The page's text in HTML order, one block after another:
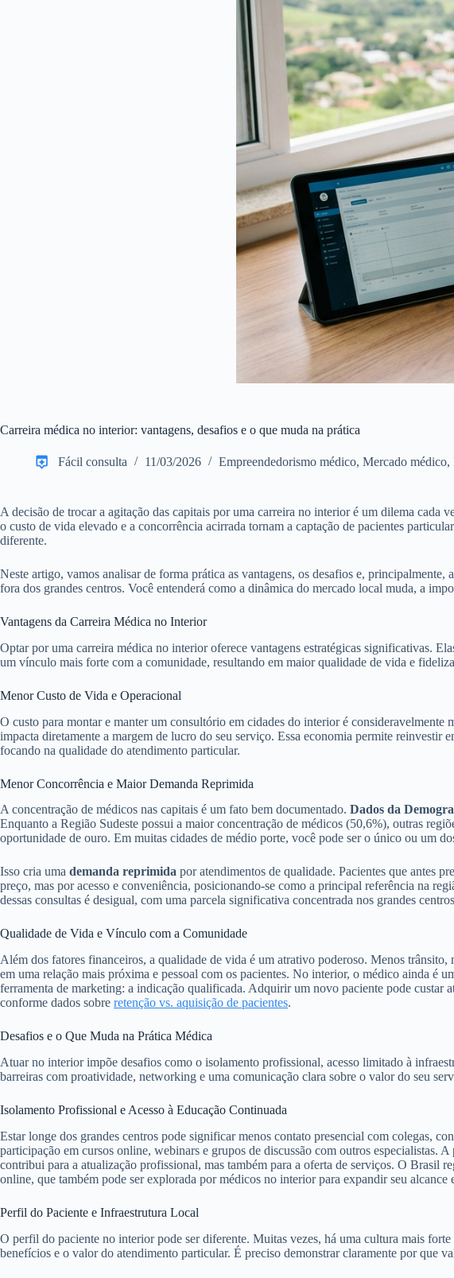
Carreira médica no interior: vantagens, desafios e o que muda na prática
Fácil consulta 11/03/2026 Empreendedorismo médico, Mercado médico,
A decisão de trocar a agitação das capitais por uma carreira no interior é um dilema cada
o custo de vida elevado e a concorrência acirrada tornam a captação de pacientes
diferente.
Neste artigo, vamos analisar de forma prática as vantagens, os desafios e,
fora dos grandes centros. Você entenderá como a dinâmica do mercado local muda, a
Vantagens da Carreira Médica no Interior
Optar por uma carreira médica no interior oferece vantagens estratégicas significativas.
um vínculo mais forte com a comunidade, resultando em maior qualidade de vida e
Menor Custo de Vida e Operacional
O custo para montar e manter um consultório em cidades do interior é consideravelmente
impacta diretamente a margem de lucro do seu serviço. Essa economia permite reinvestir
focando na qualidade do atendimento particular.
Menor Concorrência e Maior Demanda Reprimida
A concentração de médicos nas capitais é um fato bem documentado. Dados da
Enquanto a Região Sudeste possui a maior concentração de médicos (50,6%), outras
oportunidade de ouro. Em muitas cidades de médio porte, você pode ser o único ou um
Isso cria uma demanda reprimida por atendimentos de qualidade. Pacientes que antes
preço, mas por acesso e conveniência, posicionando-se como a principal referência na
dessas consultas é desigual, com uma parcela significativa concentrada nos grandes
Qualidade de Vida e Vínculo com a Comunidade
Além dos fatores financeiros, a qualidade de vida é um atrativo poderoso. Menos
em uma relação mais próxima e pessoal com os pacientes. No interior, o médico ainda é
ferramenta de marketing: a indicação qualificada. Adquirir um novo paciente pode custar
conforme dados sobre retenção vs. aquisição de pacientes.
Desafios e o Que Muda na Prática Médica
Atuar no interior impõe desafios como o isolamento profissional, acesso limitado à
barreiras com proatividade, networking e uma comunicação clara sobre o valor do seu
Isolamento Profissional e Acesso à Educação Continuada
Estar longe dos grandes centros pode significar menos contato presencial com colegas,
participação em cursos online, webinars e grupos de discussão com outros especialistas.
contribui para a atualização profissional, mas também para a oferta de serviços. O Brasil
online, que também pode ser explorada por médicos no interior para expandir seu alcance
Perfil do Paciente e Infraestrutura Local
O perfil do paciente no interior pode ser diferente. Muitas vezes, há uma cultura mais
benefícios e o valor do atendimento particular. É preciso demonstrar claramente por que